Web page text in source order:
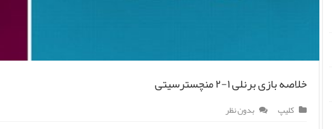
خلاصه بازی برنلی ۱-۲ منچسترسیتی
کلیپ بدون نظر